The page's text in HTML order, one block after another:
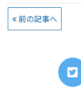
前の記事へ